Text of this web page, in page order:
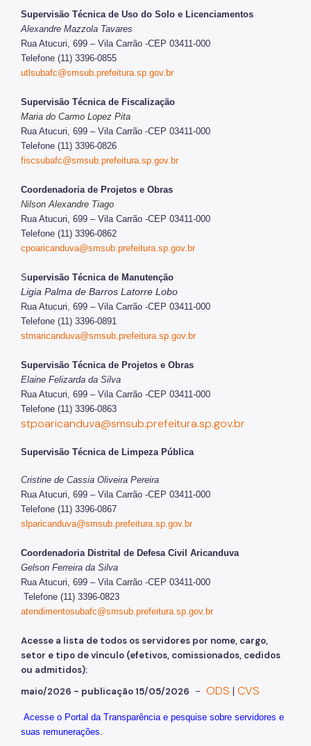
Supervisão Técnica de Uso do Solo e Licenciamentos
Alexandre Mazzola Tavares
Rua Atucuri, 699 – Vila Carrão -CEP 03411-000
Telefone (11) 3396-0855
utlsubafc@smsub.prefeitura.sp.gov.br
Supervisão Técnica de Fiscalização
Maria do Carmo Lopez Pita
Rua Atucuri, 699 – Vila Carrão -CEP 03411-000
Telefone (11) 3396-0826
fiscsubafc@smsub.prefeitura.sp.gov.br
Coordenadoria de Projetos e Obras
Nilson Alexandre Tiago
Rua Atucuri, 699 – Vila Carrão -CEP 03411-000
Telefone (11) 3396-0862
cpoaricanduva@smsub.prefeitura.sp.gov.br
Supervisão Técnica de Manutenção
Ligia Palma de Barros Latorre Lobo
Rua Atucuri, 699 – Vila Carrão -CEP 03411-000
Telefone (11) 3396-0891
stmaricanduva@smsub.prefeitura.sp.gov.br
Supervisão Técnica de Projetos e Obras
Elaine Felizarda da Silva
Rua Atucuri, 699 – Vila Carrão -CEP 03411-000
Telefone (11) 3396-0863
stpoaricanduva@smsub.prefeitura.sp.gov.br
Supervisão Técnica de Limpeza Pública
Cristine de Cassia Oliveira Pereira
Rua Atucuri, 699 – Vila Carrão -CEP 03411-000
Telefone (11) 3396-0867
slparicanduva@smsub.prefeitura.sp.gov.br
Coordenadoria Distrital de Defesa Civil Aricanduva
Gelson Ferreira da Silva
Rua Atucuri, 699 – Vila Carrão -CEP 03411-000
Telefone (11) 3396-0823
atendimentosubafc@smsub.prefeitura.sp.gov.br
Acesse a lista de todos os servidores por nome, cargo,
setor e tipo de vínculo (efetivos, comissionados, cedidos
ou admitidos):
maio/2026 - publicação 15/05/2026 - ODS | CVS
Acesse o Portal da Transparência e pesquise sobre servidores e
suas remunerações